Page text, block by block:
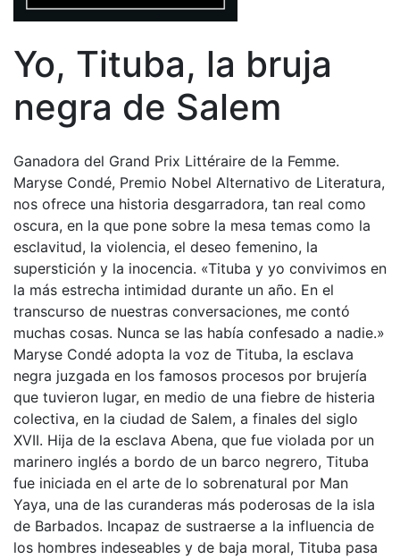
Yo, Tituba, la bruja
negra de Salem
Ganadora del Grand Prix Littéraire de la Femme.
Maryse Condé, Premio Nobel Alternativo de Literatura,
nos ofrece una historia desgarradora, tan real como
oscura, en la que pone sobre la mesa temas como la
esclavitud, la violencia, el deseo femenino, la
superstición y la inocencia. «Tituba y yo convivimos en
la más estrecha intimidad durante un año. En el
transcurso de nuestras conversaciones, me contó
muchas cosas. Nunca se las había confesado a nadie.»
Maryse Condé adopta la voz de Tituba, la esclava
negra juzgada en los famosos procesos por brujería
que tuvieron lugar, en medio de una fiebre de histeria
colectiva, en la ciudad de Salem, a finales del siglo
XVII. Hija de la esclava Abena, que fue violada por un
marinero inglés a bordo de un barco negrero, Tituba
fue iniciada en el arte de lo sobrenatural por Man
Yaya, una de las curanderas más poderosas de la isla
de Barbados. Incapaz de sustraerse a la influencia de
los hombres indeseables y de baja moral, Tituba pasa